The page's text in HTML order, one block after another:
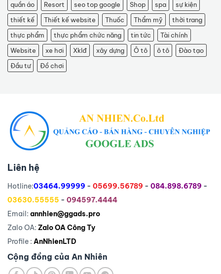
quần áo
Resort seo top google Shop spa
sự kiện
thiết kế
Thiết kế website Thuốc Thẩm mỹ
thời trang
thực phẩm
thực phẩm chức năng tin tức
Tài chính
Website
xe hơi Xklđ xây dựng Ô tô ô tô
Đào tạo
Đầu tư
Đồ chơi
Liên hệ
Hotline:03464.99999 - 05699.56789 - 084.898.6789 -
03630.55555 - 094597.4444
Email: annhien@ggads.pro
Zalo OA: Zalo OA Công Ty
Profile : AnNhienLTD
Cộng đồng của An Nhiên